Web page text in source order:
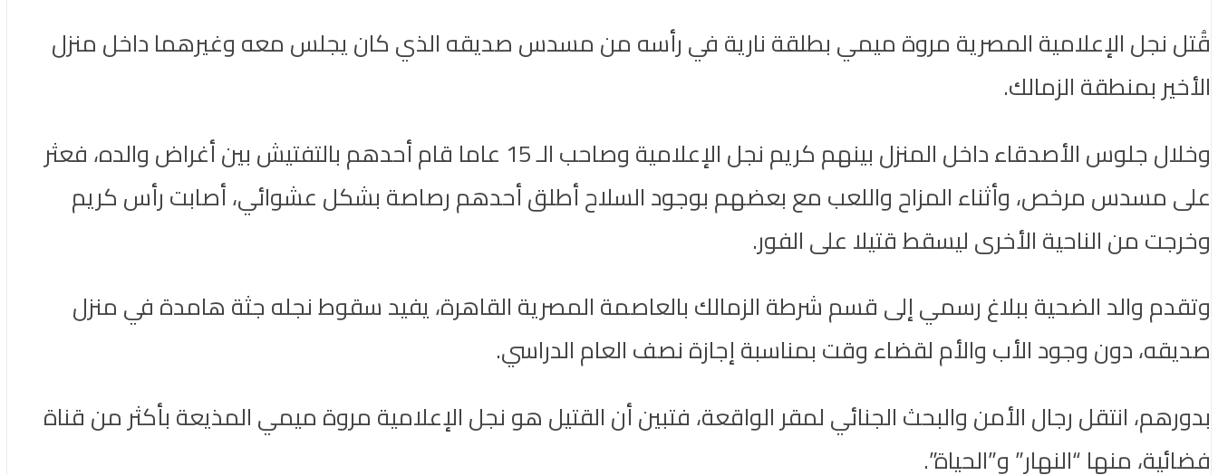
قُتل نجل الإعلامية المصرية مروة ميمي بطلقة نارية في رأسه من مسدس صديقه الذي كان يجلس معه وغيرهما داخل منزل
الأخير بمنطقة الزمالك.
وخلال جلوس الأصدقاء داخل المنزل بينهم كريم نجل الإعلامية وصاحب الـ 15 عاما قام أحدهم بالتفتيش بين أغراض والده، فعثر
على مسدس مرخص، وأثناء المزاح واللعب مع بعضهم بوجود السلاح أطلق أحدهم رصاصة بشكل عشوائي، أصابت رأس كريم
وخرجت من الناحية الأخرى ليسقط قتيلا على الفور.
وتقدم والد الضحية ببلاغ رسمي إلى قسم شرطة الزمالك بالعاصمة المصرية القاهرة، يفيد سقوط نجله جثة هامدة في منزل
صديقه، دون وجود الأب والأم لقضاء وقت بمناسبة إجازة نصف العام الدراسي.
بدورهم، انتقل رجال الأمن والبحث الجنائي لمقر الواقعة، فتبين أن القتيل هو نجل الإعلامية مروة ميمي المذيعة بأكثر من قناة
فضائية، منها “النهار” و”الحياة”.